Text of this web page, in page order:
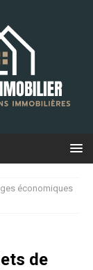
économiques
de